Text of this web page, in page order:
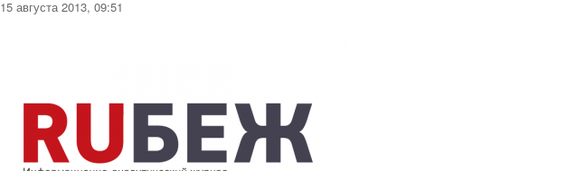
15 августа 2013, 09:51